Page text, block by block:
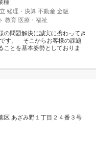
種
経理・決算 不動産 金融
教育 医療・福祉
の問題解決に誠実に携わってき
す。 そこからお客様の課題
ことを基本姿勢としておりま
区 あざみ野１丁目２４番３号